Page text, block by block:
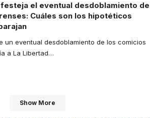
el eventual desdoblamiento de
Cuáles son los hipotéticos
un eventual desdoblamiento de los comicios
a La Libertad…
Show More